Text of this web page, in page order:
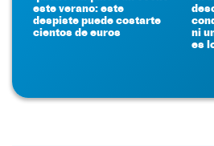
este verano: este
despiste puede costarte
cientos de euros
ni
es